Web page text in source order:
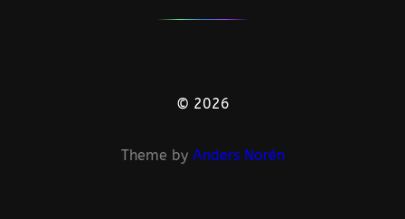
© 2026
Theme by Anders Norén